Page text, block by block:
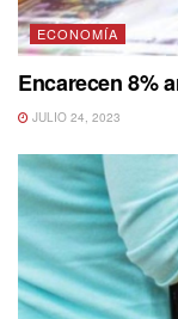
ECONOMÍA
Encarecen 8%
JULIO 24, 2023